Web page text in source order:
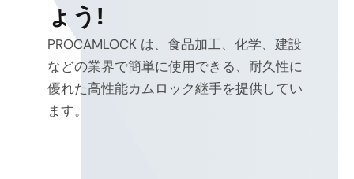
ょう!
PROCAMLOCK は、食品加工、化学、建設
などの業界で簡単に使用できる、耐久性に
優れた高性能カムロック継手を提供してい
ます。